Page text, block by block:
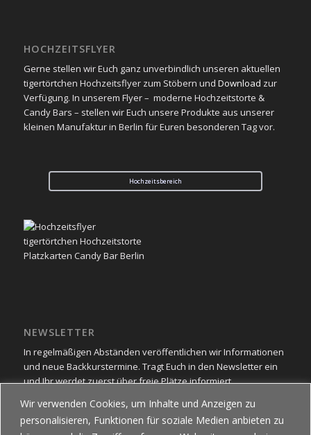
Wir verwenden Cookies, um Inhalte und Anzeigen zu
personalisieren, Funktionen für soziale Medien anbieten zu
HOCHZEITSFLYER
Gerne stellen wir Euch ganz unverbindlich unseren aktuellen
tigertörtchen Hochzeitsflyer zum Stöbern und Download zur
Verfügung. In unserem Flyer – moderne Hochzeitstorte &
Candy Bars – stellen wir Euch unsere Produkte aus unserer
kleinen Manufaktur in Berlin für Euren besonderen Tag vor.
Hochzeitsbereich
NEWSLETTER
In regelmäßigen Abständen veröffentlichen wir Informationen
und neue Backkurstermine. Tragt Euch in den Newsletter ein
und Ihr werdet zuerst über freie Plätze informiert.
Newsletter